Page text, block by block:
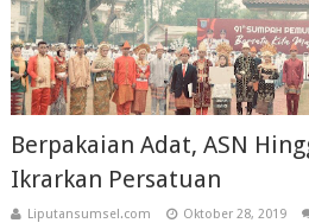
Berpakaian Adat, ASN
Ikrarkan Persatuan
Liputansumsel.com Oktober 28, 2019